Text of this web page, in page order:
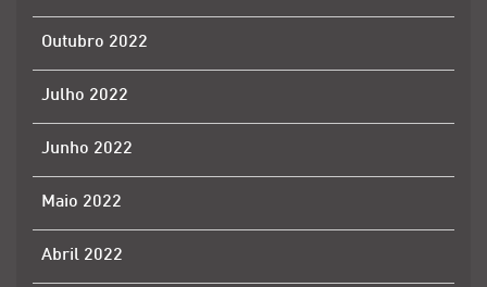
Outubro 2022
Julho 2022
Junho 2022
Maio 2022
Abril 2022